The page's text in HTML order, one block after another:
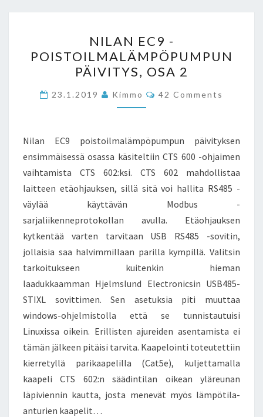
EC9
-
PÄIVITYS,
OSA
NILAN EC9 -
POISTOILMALÄMPÖPUMPUN
PÄIVITYS, OSA 2
23.1.2019 Kimmo Comments
42 Comments
Nilan EC9 poistoilmalämpöpumpun päivityksen
ensimmäisessä osassa käsiteltiin CTS 600 -ohjaimen
vaihtamista CTS 602:ksi. CTS 602 mahdollistaa
laitteen etäohjauksen, sillä sitä voi hallita RS485 -
väylää käyttävän Modbus -
sarjaliikenneprotokollan avulla. Etäohjauksen
kytkentää varten tarvitaan USB RS485 -sovitin,
jollaisia saa halvimmillaan parilla kympillä. Valitsin
tarkoitukseen kuitenkin hieman
laadukkaamman Hjelmslund Electronicsin USB485-
STIXL sovittimen. Sen asetuksia piti muuttaa
windows-ohjelmistolla että se tunnistautuisi
Linuxissa oikein. Erillisten ajureiden asentamista ei
tämän jälkeen pitäisi tarvita. Kaapelointi toteutettiin
kierretyllä parikaapelilla (Cat5e), kuljettamalla
kaapeli CTS 602:n säädintilan oikean yläreunan
läpiviennin kautta, josta menevät myös lämpötila-
anturien kaapelit…